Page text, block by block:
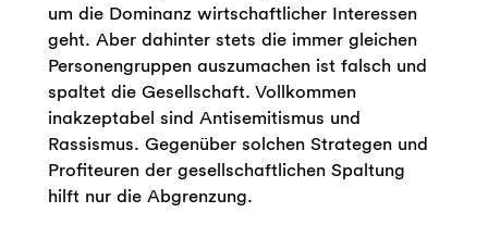
um die Dominanz wirtschaftlicher Interessen
geht. Aber dahinter stets die immer gleichen
Personengruppen auszumachen ist falsch und
spaltet die Gesellschaft. Vollkommen
inakzeptabel sind Antisemitismus und
Rassismus. Gegenüber solchen Strategen und
Profiteuren der gesellschaftlichen Spaltung
hilft nur die Abgrenzung.